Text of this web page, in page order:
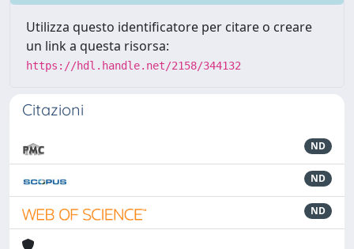
Utilizza questo identificatore per citare o creare
un link a questa risorsa:
https://hdl.handle.net/2158/344132
Citazioni
ND
ND
ND